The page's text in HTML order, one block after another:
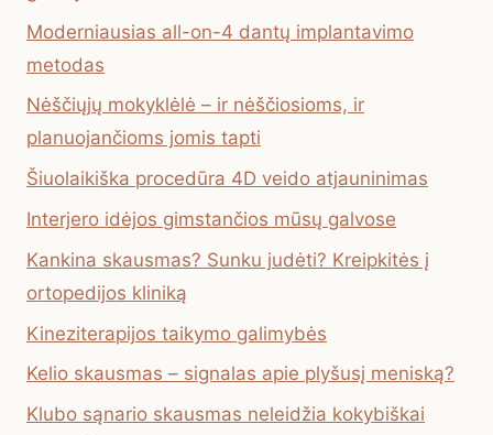
Moderniausias all-on-4 dantų implantavimo
metodas
Nėščiųjų mokyklėlė – ir nėščiosioms, ir
planuojančioms jomis tapti
Šiuolaikiška procedūra 4D veido atjauninimas
Interjero idėjos gimstančios mūsų galvose
Kankina skausmas? Sunku judėti? Kreipkitės į
ortopedijos kliniką
Kineziterapijos taikymo galimybės
Kelio skausmas – signalas apie plyšusį meniską?
Klubo sąnario skausmas neleidžia kokybiškai